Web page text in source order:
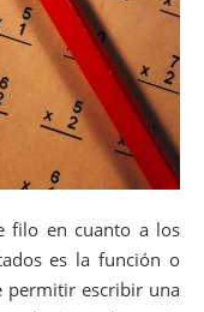
filo en cuanto a los
es la función o
permitir escribir una